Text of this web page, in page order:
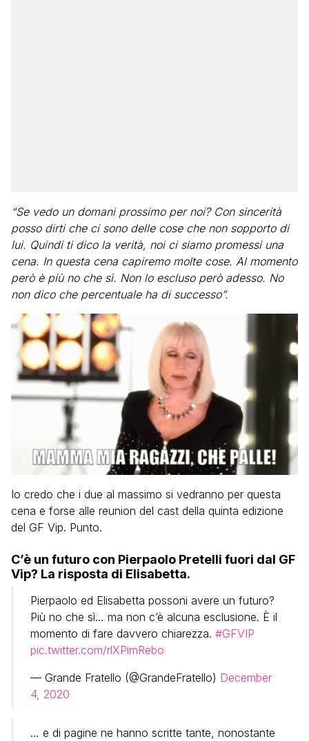
“Se vedo un domani prossimo per noi? Con sincerità
posso dirti che ci sono delle cose che non sopporto di
lui. Quindi ti dico la verità, noi ci siamo promessi una
cena. In questa cena capiremo molte cose. Al momento
però è più no che sì. Non lo escluso però adesso. No
non dico che percentuale ha di successo”.
Io credo che i due al massimo si vedranno per questa
cena e forse alle reunion del cast della quinta edizione
del GF Vip. Punto.
C’è un futuro con Pierpaolo Pretelli fuori dal GF
Vip? La risposta di Elisabetta.
Pierpaolo ed Elisabetta possoni avere un futuro?
Più no che sì… ma non c’è alcuna esclusione. È il
momento di fare davvero chiarezza. #GFVIP
pic.twitter.com/rlXPimRebo
— Grande Fratello (@GrandeFratello) December
4, 2020
… e di pagine ne hanno scritte tante, nonostante